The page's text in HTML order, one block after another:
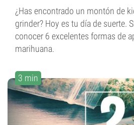
¿Has encontrado un montón de
grinder? Hoy es tu día de suerte.
conocer 6 excelentes formas de
marihuana.
3 min